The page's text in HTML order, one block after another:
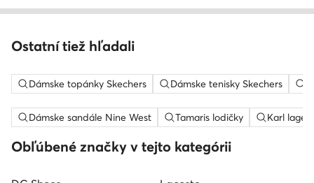
Ostatní tiež hľadali
Dámske topánky Skechers Dámske tenisky Skechers
Dámske sandále Nine West Tamaris lodičky Karl
Obľúbené značky v tejto kategórii